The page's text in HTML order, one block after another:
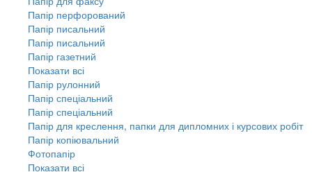
Папір перфорований
Папір писальний
Папір писальний
Папір газетний
Показати всі
Папір рулонний
Папір спеціальний
Папір спеціальний
Папір для креслення, папки для дипломних і курсових робіт
Папір копіювальний
Фотопапір
Показати всі